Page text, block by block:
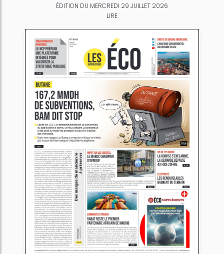
ÉDITION DU MERCREDI 29 JUILLET 2026
LIRE